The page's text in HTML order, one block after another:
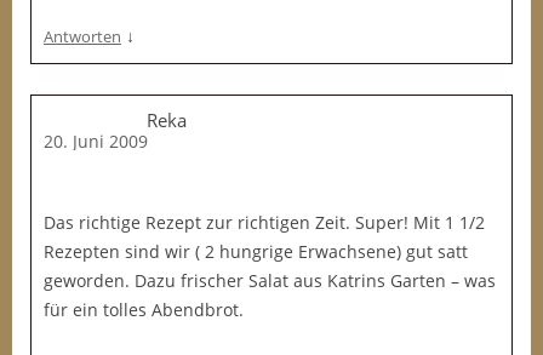
Antworten ↓
Reka
20. Juni 2009
Das richtige Rezept zur richtigen Zeit. Super! Mit 1 1/2
Rezepten sind wir ( 2 hungrige Erwachsene) gut satt
geworden. Dazu frischer Salat aus Katrins Garten – was
für ein tolles Abendbrot.